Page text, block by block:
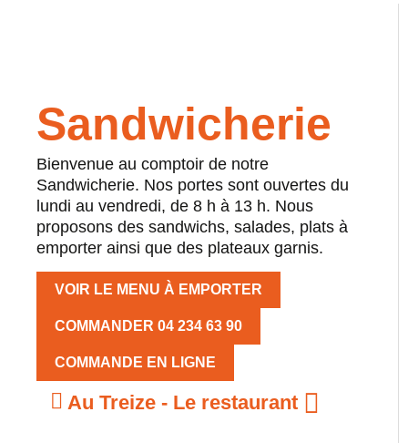
Sandwicherie
Bienvenue au comptoir de notre
Sandwicherie. Nos portes sont ouvertes du
lundi au vendredi, de 8 h à 13 h. Nous
proposons des sandwichs, salades, plats à
emporter ainsi que des plateaux garnis.
VOIR LE MENU À EMPORTER
COMMANDER 04 234 63 90
COMMANDE EN LIGNE
Au Treize - Le restaurant